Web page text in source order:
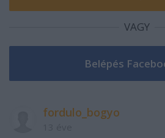
VAGY
fordulo_bogyo